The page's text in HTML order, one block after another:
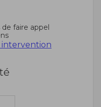
faire appel
intervention